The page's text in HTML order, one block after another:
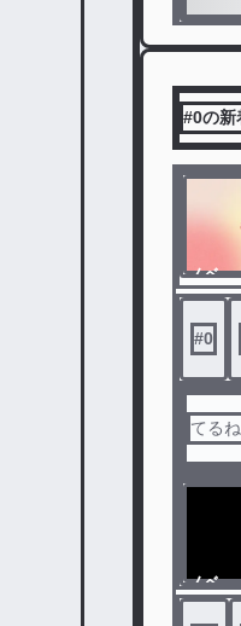
#0の新
ノベ
ル
#0
てる
ノベ
ル